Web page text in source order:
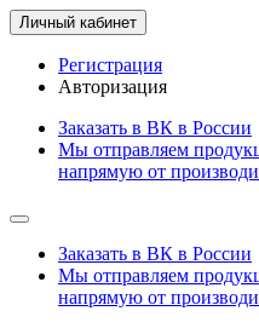
Личный кабинет
Регистрация
Авторизация
Заказать в ВК в России
Мы отправляем
напрямую от
Заказать в ВК в России
Мы отправляем
напрямую от